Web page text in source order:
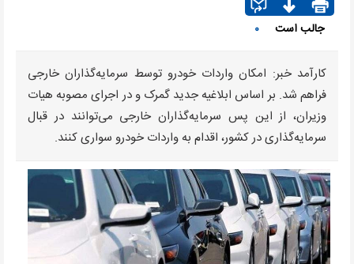
قیمت برق تابستانی به اوج زمستانی رسید
انتقال تورم خودرو به بازار خدمات
جالب است ۰
کارآمد خبر: امکان واردات خودرو توسط سرمایه‌گذاران خارجی
فراهم شد. بر اساس ابلاغیه جدید گمرک و در اجرای مصوبه هیات
وزیران، از این پس سرمایه‌گذاران خارجی می‌توانند در قبال
سرمایه‌گذاری در کشور، اقدام به واردات خودرو سواری کنند.